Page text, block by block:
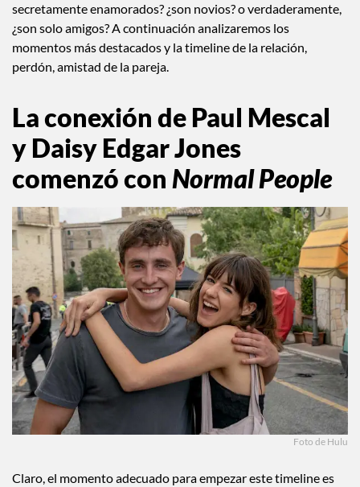
secretamente enamorados? ¿son novios? o verdaderamente,
¿son solo amigos? A continuación analizaremos los
momentos más destacados y la timeline de la relación,
perdón, amistad de la pareja.
La conexión de Paul Mescal
y Daisy Edgar Jones
comenzó con Normal People
Foto de Hulu
Claro, el momento adecuado para empezar este timeline es